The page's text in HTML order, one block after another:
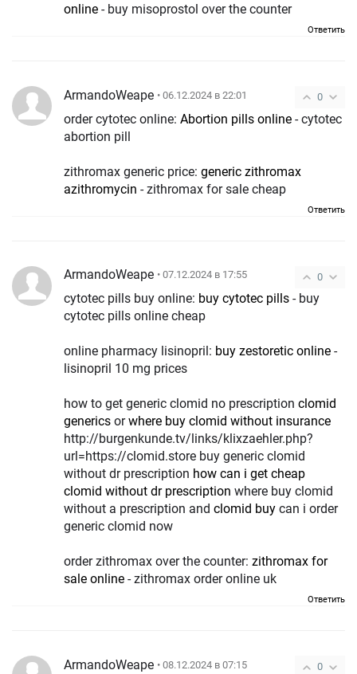
online - buy misoprostol over the counter
Ответить
0
ArmandoWeape • 06.12.2024 в 22:01
order cytotec online: Abortion pills online - cytotec
abortion pill
zithromax generic price: generic zithromax
azithromycin - zithromax for sale cheap
Ответить
0
ArmandoWeape • 07.12.2024 в 17:55
cytotec pills buy online: buy cytotec pills - buy
cytotec pills online cheap
online pharmacy lisinopril: buy zestoretic online -
lisinopril 10 mg prices
how to get generic clomid no prescription clomid
generics orwhere buy clomid without insurance
http://burgenkunde.tv/links/klixzaehler.php?
url=https://clomid.store buy generic clomid
without dr prescription how can i get cheap
clomid without dr prescription where buy clomid
without a prescription and clomid buy can i order
generic clomid now
order zithromax over the counter: zithromax for
sale online - zithromax order online uk
Ответить
0
ArmandoWeape • 08.12.2024 в 07:15